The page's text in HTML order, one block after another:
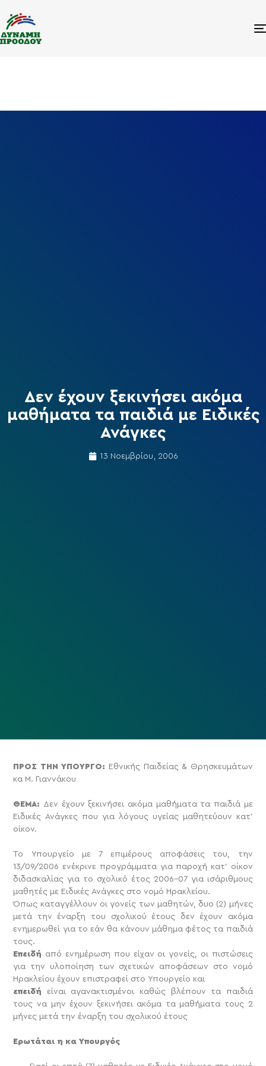
Δεν έχουν ξεκινήσει ακόμα
μαθήματα τα παιδιά με Ειδικές
Ανάγκες
13 Νοεμβρίου, 2006
ΠΡΟΣ ΤΗΝ ΥΠΟΥΡΓΟ:
Εθνικής Παιδείας & Θρησκευμάτων
κα Μ. Γιαννάκου
ΘΕΜΑ: Δεν έχουν ξεκινήσει ακόμα μαθήματα τα παιδιά με
Ειδικές Ανάγκες που για λόγους υγείας μαθητεύουν κατ’
οίκον.
Το Υπουργείο με 7 επιμέρους αποφάσεις του, την
13/09/2006 ενέκρινε προγράμματα για παροχή κατ’ οίκον
διδασκαλίας για το σχολικό έτος 2006-07 για ισάριθμους
μαθητές με Ειδικές Ανάγκες στο νομό Ηρακλείου.
Όπως καταγγέλλουν οι γονείς των μαθητών, δυο (2) μήνες
μετά την έναρξη του σχολικού έτους δεν έχουν ακόμα
ενημερωθεί για το εάν θα κάνουν μάθημα φέτος τα παιδιά
τους.
Επειδή από ενημέρωση που είχαν οι γονείς, οι πιστώσεις
για την υλοποίηση των σχετικών αποφάσεων στο νομό
Ηρακλείου έχουν επιστραφεί στο Υπουργείο και
επειδή είναι αγανακτισμένοι καθώς βλέπουν τα παιδιά
τους να μην έχουν ξεκινήσει ακόμα τα μαθήματα τους 2
μήνες μετά την έναρξη του σχολικού έτους
Ερωτάται η κα Υπουργός